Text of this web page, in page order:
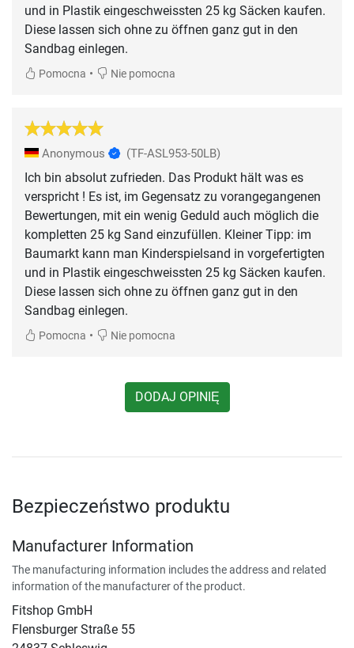
und in Plastik eingeschweissten 25 kg Säcken kaufen.
Diese lassen sich ohne zu öffnen ganz gut in den
Sandbag einlegen.
Pomocna • Nie pomocna
Anonymous (TF-ASL953-50LB)
Ich bin absolut zufrieden. Das Produkt hält was es
verspricht ! Es ist, im Gegensatz zu vorangegangenen
Bewertungen, mit ein wenig Geduld auch möglich die
kompletten 25 kg Sand einzufüllen. Kleiner Tipp: im
Baumarkt kann man Kinderspielsand in vorgefertigten
und in Plastik eingeschweissten 25 kg Säcken kaufen.
Diese lassen sich ohne zu öffnen ganz gut in den
Sandbag einlegen.
Pomocna • Nie pomocna
DODAJ OPINIĘ
Bezpieczeństwo produktu
Manufacturer Information
The manufacturing information includes the address and related
information of the manufacturer of the product.
Fitshop GmbH
Flensburger Straße 55